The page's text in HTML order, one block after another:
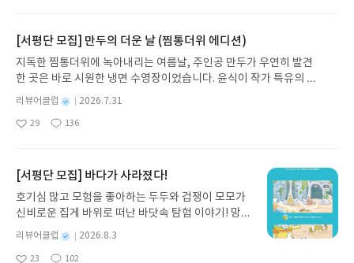
가 지닌 본질적 가치와 이야기를 누리는 기쁨을 다시
노 글/유수현 역출판사소원나무 예스24 바로가기 닫
기모집인원 : 10명신청기간 : 2026.07.31 ~ 2026.0
8.04발표일자 : 2026.08.06리뷰 작성기한 : 도서/상
품 받고 2주 이내 ▶ 주소/연락처 업데이트 : 신청 전
확률이 올라갑니다!! ※ 신청 전, 꼭 확인해주세요!-
'사락' 개설 후, 이 글의 댓글로 신청해주세요.- 기존
YES블로그는 '사락'으로 개편되어 별도로 개설하지
근 배송지가 아닌 회원정보상의 주소/연락처 (클릭
시 수정 가능)로 발송됩니다.- 주소/연락처에 문제가
[서평단 모집] 만두의 더운 날 (찜통더위 에디션)
지독한 찜통더위에 녹아내리는 여름날, 주인공 만두가 우연히 발견
한 곳은 바로 시원한 냉면 수영장이었습니다. 윤식이 작가 특유의 유
머러스한 캐릭터와 밝은 색감으로 그려낸 이 국내 창작 그림책은 무
더위에 지친 독자들에게 상상만으로도 더위가 싹 가시는 통쾌한 탈출
구를 선사합니다. 소원나무 베스트셀러 시리즈의 세 번째 이야기로,
통더위 에디션)글쓴이윤식이 저출판사소원나무 예스24 바로가기 닫
기모집인원 : 5명신청기간 : 2026.07.31 ~ 2026.08.04발표일자 : 20
26.08.06리뷰 작성기한 : 도서/상품 받고 2주 이내 ▶ 주소/연락처 업
데이트 : 신청 전 상품 받으실 주소/연락처를 업데이트 해주세요! (선
정 후 수정 불가)▶ 서평단 신청 방법 : 기대평 댓글을 작성해주세요!
먼저 작성한 리뷰를 올려주시면 당첨확률이 올라갑니다!! ※ 신청 전,
별
리뷰어클럽
성
2026.7.31
좋
29
댓
136
작
[서평단 모집] 바다가 사라졌다!
호기심 많고 모험을 좋아하는 두두와 겁쟁이 모모가
신비로운 집게 바위로 떠난 바닷속 탐험 이야기! 망둥
이, 소라게, 낙지 같은 바다 친구들과 신나게 놀던 중
갑자기 거대해진 집게 바위의 비밀을 마주하게 되는
별
리뷰어클럽
2026.8.3
23 102